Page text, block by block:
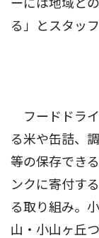
ーには地域と
る」とスタッ
フードドラ
る米や缶詰、
等の保存でき
ンクに寄付す
る取り組み。
山・小山ヶ丘